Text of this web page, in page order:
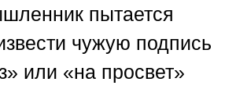
пытается
чужую подпись
или «на просвет»